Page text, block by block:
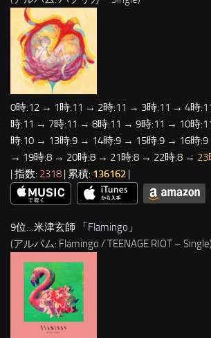
0時:12 → 1時:11 → 2時:11 → 3時:11 → 4時
時:11 → 7時:11 → 8時:11 → 9時:11 → 10時
時:10 → 13時:9 → 14時:9 → 15時:9 → 16時
→ 19時:8 → 20時:8 → 21時:8 → 22時:8 → 23
| 指数: 2318 | 累積: 136162
9位…米津玄師 「Flamingo 」
(アルバム: Flamingo / TEENAGE RIOT – Single)